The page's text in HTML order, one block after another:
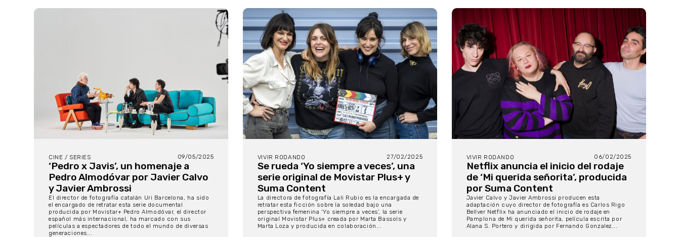
CINE / SERIES 09/05/2025
‘Pedro x Javis’, un homenaje a
Pedro Almodóvar por Javier Calvo
y Javier Ambrossi
El director de fotografía catalán Uri Barcelona, ha sido
el encargado de retratar esta serie documental
producida por Movistar+ Pedro Almodóvar, el director
español más internacional, ha marcado con sus
películas a espectadores de todo el mundo de diversas
generaciones...
VIVIR RODANDO 27/02/2025
Se rueda ‘Yo siempre a veces’, una
serie original de Movistar Plus+ y
Suma Content
La directora de fotografía Lali Rubio es la encargada de
retratar esta ficción sobre la soledad bajo una
perspectiva femenina ‘Yo siempre a veces’, la serie
original Movistar Plus+ creada por Marta Bassols y
Marta Loza y producida en colaboración...
VIVIR RODANDO 06/02/2025
Netflix anuncia el inicio del rodaje
de ‘Mi querida señorita’, producida
por Suma Content
Javier Calvo y Javier Ambrossi producen esta
adaptación cuyo director de fotografía es Carlos Rigo
Bellver Netflix ha anunciado el inicio de rodaje en
Pamplona de Mi querida señorita, película escrita por
Alana S. Portero y dirigida por Fernando Gonzalez...